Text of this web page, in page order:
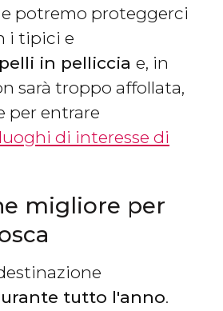
potremo proteggerci
i tipici e
in pelliccia e, in
sarà troppo affollata,
per entrare
di interesse di
migliore per
tutto l'anno.